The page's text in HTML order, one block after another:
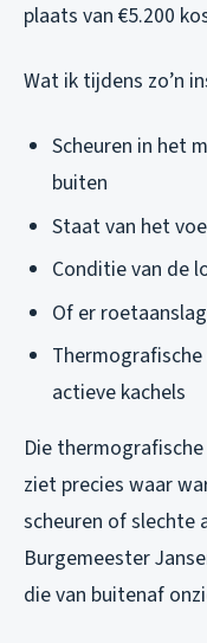
plaats van €5.200
Wat ik tijdens zo’n
Scheuren in het
buiten
Staat van het
Conditie van de
Of er
actieve kachels
Die
ziet precies waar
scheuren of slechte
Burgemeester
die van buitenaf